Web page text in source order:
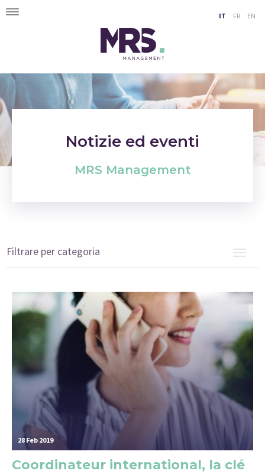
IT FR EN
Toggle
Notizie ed eventi
MRS Management
Filtrare per categoria
28 Feb 2019
Coordinateur international, la clé